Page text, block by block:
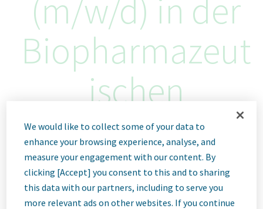
(m/w/d) in der
Biopharmazeut
ischen
Qualitätskontro
lle (HPLC)
Ulm, Germany
We would like to collect some of your data to
enhance your browsing experience, analyse, and
measure your engagement with our content. By
clicking [Accept] you consent to this and to sharing
this data with our partners, including to serve you
more relevant ads on other websites. If you continue